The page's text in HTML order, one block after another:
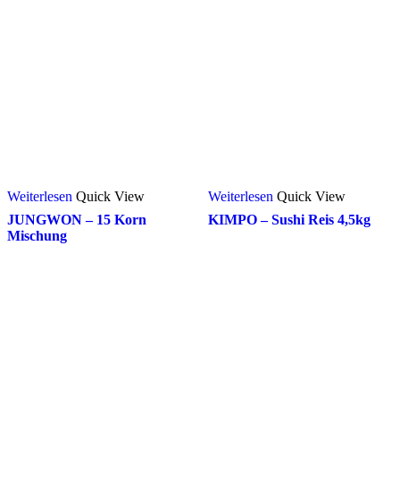
Weiterlesen Quick View
JUNGWON – 15 Korn
Mischung
Weiterlesen Quick View
KIMPO – Sushi Reis 4,5kg